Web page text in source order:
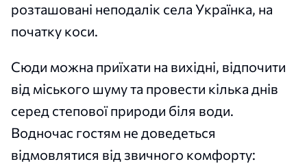
розташовані неподалік села Українка, на
початку коси.
Сюди можна приїхати на вихідні, відпочити
від міського шуму та провести кілька днів
серед степової природи біля води.
Водночас гостям не доведеться
відмовлятися від звичного комфорту: